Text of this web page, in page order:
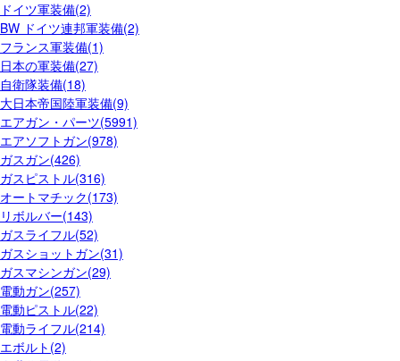
ドイツ軍装備(2)
BW ドイツ連邦軍装備(2)
フランス軍装備(1)
日本の軍装備(27)
自衛隊装備(18)
大日本帝国陸軍装備(9)
エアガン・パーツ(5991)
エアソフトガン(978)
ガスガン(426)
ガスピストル(316)
オートマチック(173)
リボルバー(143)
ガスライフル(52)
ガスショットガン(31)
ガスマシンガン(29)
電動ガン(257)
電動ピストル(22)
電動ライフル(214)
エボルト(2)